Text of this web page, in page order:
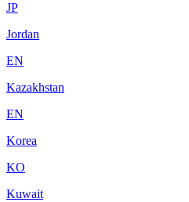
JP
Jordan
EN
Kazakhstan
EN
Korea
KO
Kuwait